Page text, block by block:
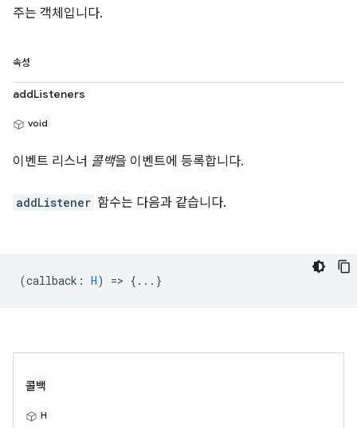
주는 객체입니다.
속성
addListeners
void
이벤트 리스너 콜백을 이벤트에 등록합니다.
addListener 함수는 다음과 같습니다.
(callback : H) => {...}
콜백
H